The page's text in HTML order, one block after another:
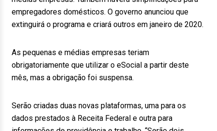
empregadores domésticos. O governo anunciou que
extinguirá o programa e criará outros em janeiro de 2020.
As pequenas e médias empresas teriam
obrigatoriamente que utilizar o eSocial a partir deste
mês, mas a obrigação foi suspensa.
Serão criadas duas novas plataformas, uma para os
dados prestados à Receita Federal e outra para